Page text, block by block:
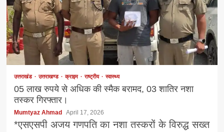
उत्तराखंड उत्तराखण्ड क्राइम राष्ट्रीय स्वास्थ्य
05 लाख रुपये से अधिक की स्मैक बरामद, 03 शातिर नशा
तस्कर गिरफ्तार।
Mumtyaz Ahmad April 17, 2026
*एसएसपी अजय गणपति का नशा तस्करों के विरुद्ध सख्त